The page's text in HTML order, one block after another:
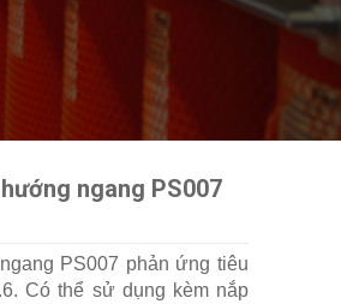
ngang PS007
PS007 phản ứng tiêu
Có thể sử dụng kèm nắp